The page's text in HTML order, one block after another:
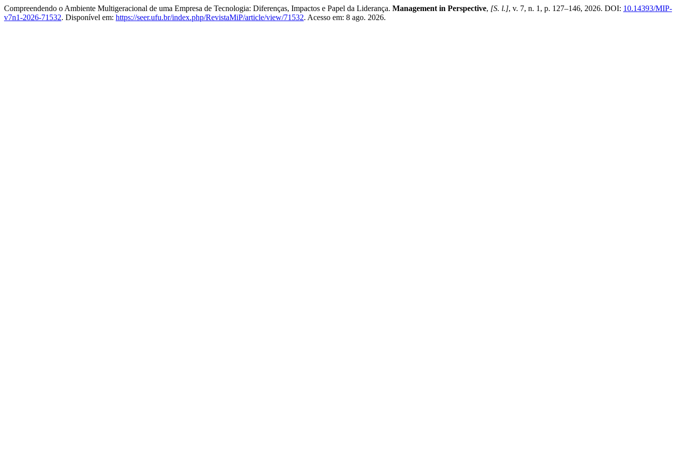
Compreendendo o Ambiente Multigeracional de uma Empresa de Tecnologia: Diferenças, Impactos e Papel da Liderança. Management in Perspective, [S. l.], v. 7, n. 1, p. 127–146, 2026. DOI: 10.14393/MIP-
v7n1-2026-71532. Disponível em: https://seer.ufu.br/index.php/RevistaMiP/article/view/71532. Acesso em: 8 ago. 2026.